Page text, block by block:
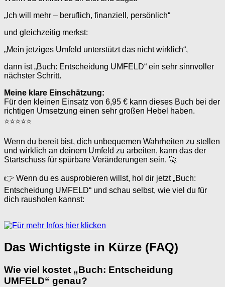
„Ich will mehr – beruflich, finanziell, persönlich“
und gleichzeitig merkst:
„Mein jetziges Umfeld unterstützt das nicht wirklich“,
dann ist „Buch: Entscheidung UMFELD“ ein sehr sinnvoller
nächster Schritt.
Meine klare Einschätzung:
Für den kleinen Einsatz von 6,95 € kann dieses Buch bei der
richtigen Umsetzung einen sehr großen Hebel haben.
⭐⭐⭐⭐⭐
Wenn du bereit bist, dich unbequemen Wahrheiten zu stellen
und wirklich an deinem Umfeld zu arbeiten, kann das der
Startschuss für spürbare Veränderungen sein. 🚀
👉 Wenn du es ausprobieren willst, hol dir jetzt „Buch:
Entscheidung UMFELD“ und schau selbst, wie viel du für
dich rausholen kannst:
Das Wichtigste in Kürze (FAQ)
Wie viel kostet „Buch: Entscheidung
UMFELD“ genau?